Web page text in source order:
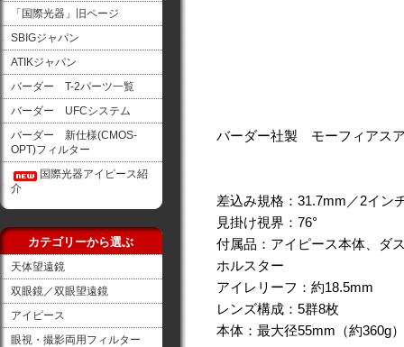
「国際光器」旧ページ
SBIGジャパン
ATIKジャパン
バーダー T-2パーツ一覧
バーダー UFCシステム
バーダー 新仕様(CMOS-
OPT)フィルター
国際光器アイピース紹
介
カテゴリーから選ぶ
天体望遠鏡
双眼鏡／双眼望遠鏡
アイピース
眼視・撮影両用フィルター
バーダー社製 モーフィアス
差込み規格：31.7mm／2イン
見掛け視界：76°
付属品：アイピース本体、ダ
ホルスター
アイレリーフ：約18.5mm
レンズ構成：5群8枚
本体：最大径55mm（約360g）